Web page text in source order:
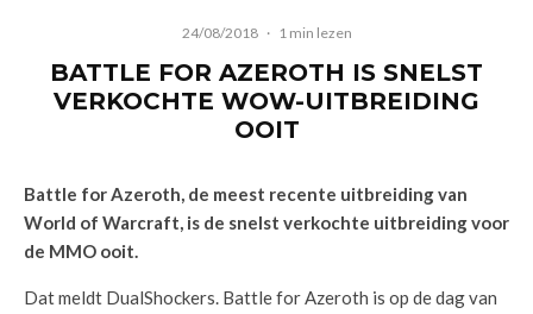
24/08/2018 · 1 min lezen
BATTLE FOR AZEROTH IS SNELST
VERKOCHTE WOW-UITBREIDING
OOIT
Battle for Azeroth, de meest recente uitbreiding van
World of Warcraft, is de snelst verkochte uitbreiding voor
de MMO ooit.
Dat meldt DualShockers. Battle for Azeroth is op de dag van